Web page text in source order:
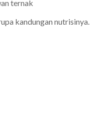
ternak
kandungan nutrisinya.